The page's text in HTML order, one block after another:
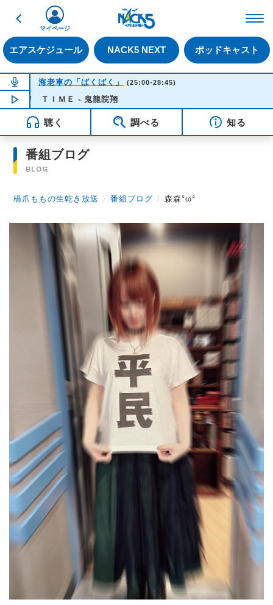
戻る
エアスケジュール NACK5 NEXT ポッドキャスト
マイページ
NOW ON AIR
海老車の「ばくばく」 (25:00-28:45)
NOW PLAYING04:11
ＩＭＥ - 鬼龍院翔
聴く 調べる 知る
番組ブログ
BLOG
橋爪ももの生乾き放送 〉番組ブログ 〉森森°ω°